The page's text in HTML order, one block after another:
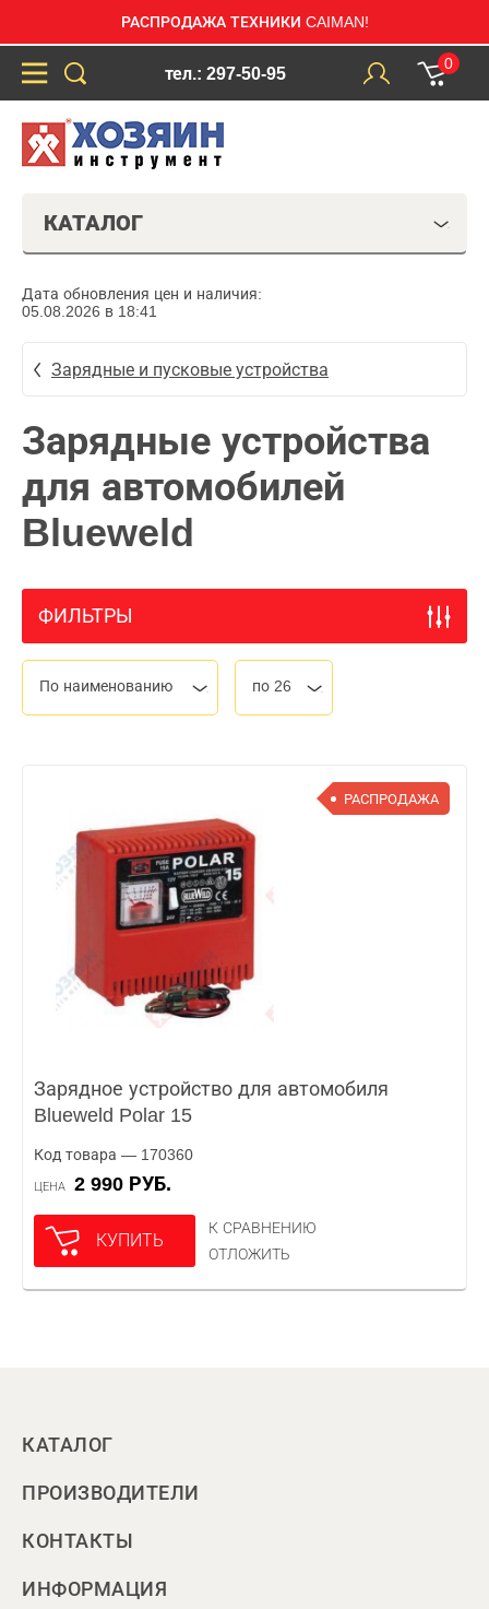
РАСПРОДАЖА ТЕХНИКИ CAIMAN!
тел.: 297-50-95
0
КАТАЛОГ
Дата обновления цен и наличия:
05.08.2026 в 18:41
Зарядные и пусковые устройства
Зарядные устройства
для автомобилей
Blueweld
ФИЛЬТРЫ
По наименованию по 26
РАСПРОДАЖА
Зарядное устройство для автомобиля
Blueweld Polar 15
Код товара — 170360
ЦЕНА 2 990 РУБ.
КУПИТЬ
К СРАВНЕНИЮ
ОТЛОЖИТЬ
КАТАЛОГ
ПРОИЗВОДИТЕЛИ
КОНТАКТЫ
ИНФОРМАЦИЯ